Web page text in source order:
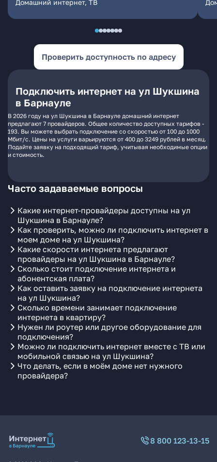
Домашний интернет, ТВ
Проверить доступность по адресу
Подключить интернет на ул Шукшина
в Барнауле
В 2026 году на ул Шукшина в Барнауле домашний интернет
предлагают 7 провайдеров. Общее количество доступных тарифов -
193. Вы можете выбрать подключение со скоростью от 100 до 1000
Мбит/с. Цены на услуги варьируются от 400 до 3249 рублей в месяц.
Подайте заявку на подходящий тариф, учитывая необходимые опции
и стоимость.
Часто задаваемые вопросы
Какие интернет-провайдеры доступны на ул
Шукшина в Барнауле?
Как проверить, можно ли подключить интернет в
моем доме на ул Шукшина?
Какие скорости интернета предлагают
провайдеры на ул Шукшина в Барнауле?
Сколько стоит подключение интернета и
абонентская плата?
Как оставить заявку на подключение интернета
на ул Шукшина?
Сколько времени занимает подключение
интернета в квартиру?
Нужен ли роутер или другое оборудование для
подключения?
Можно ли подключить интернет вместе с ТВ или
мобильной связью на ул Шукшина?
Что делать, если в моём доме нет нужного
провайдера?
8 800 123-13-15